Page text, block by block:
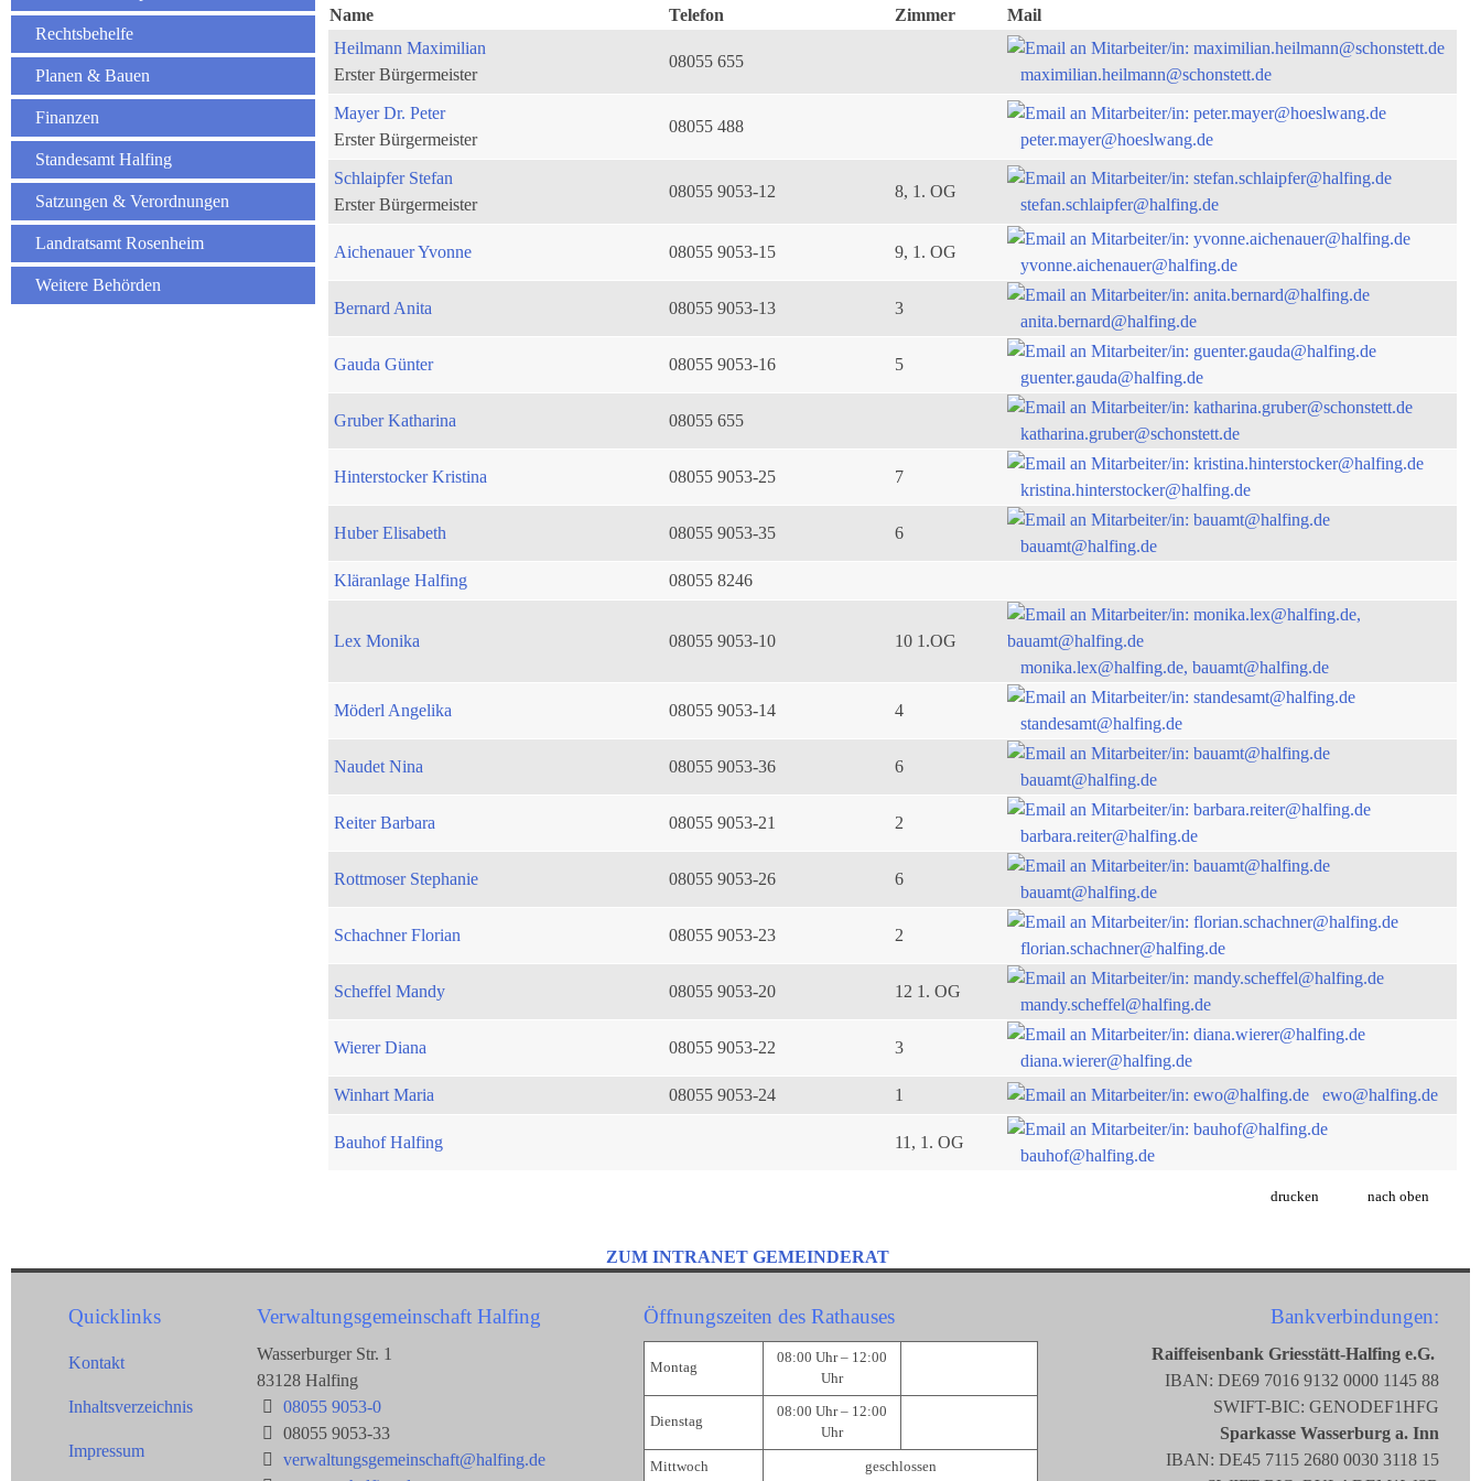
Rechtsbehelfe
Planen & Bauen
Finanzen
Standesamt Halfing
Satzungen & Verordnungen
Landratsamt Rosenheim
Weitere Behörden
Name
Telefon Zimmer
Mail
Heilmann Maximilian
Erster Bürgermeister
08055 655
maximilian.heilmann@schonstett.de
Mayer Dr. Peter
Erster Bürgermeister
08055 488
peter.mayer@hoeslwang.de
Schlaipfer Stefan
Erster Bürgermeister
08055 9053-12 8, 1. OG
stefan.schlaipfer@halfing.de
Aichenauer Yvonne 08055 9053-15 9, 1. OG
yvonne.aichenauer@halfing.de
Bernard Anita 08055 9053-13 3
anita.bernard@halfing.de
Gauda Günter 08055 9053-16 5
guenter.gauda@halfing.de
Gruber Katharina 08055 655
katharina.gruber@schonstett.de
Hinterstocker Kristina 08055 9053-25 7
kristina.hinterstocker@halfing.de
Huber Elisabeth 08055 9053-35 6
bauamt@halfing.de
Kläranlage Halfing
08055 8246
Lex Monika 08055 9053-10
10 1.OG
monika.lex@halfing.de, bauamt@halfing.de
Möderl Angelika 08055 9053-14 4
standesamt@halfing.de
Naudet Nina 08055 9053-36 6
bauamt@halfing.de
Reiter Barbara 08055 9053-21 2
barbara.reiter@halfing.de
Rottmoser Stephanie 08055 9053-26 6
bauamt@halfing.de
Schachner Florian 08055 9053-23 2
florian.schachner@halfing.de
Scheffel Mandy 08055 9053-20 12 1. OG
mandy.scheffel@halfing.de
Wierer Diana 08055 9053-22 3
diana.wierer@halfing.de
Winhart Maria
08055 9053-24 1 ewo@halfing.de
Bauhof Halfing 11, 1. OG
bauhof@halfing.de
drucken nach oben
ZUM INTRANET GEMEINDERAT
Quicklinks
Kontakt
Inhaltsverzeichnis
Impressum
Verwaltungsgemeinschaft Halfing
Wasserburger Str. 1
83128 Halfing
08055 9053-0
08055 9053-33
verwaltungsgemeinschaft@halfing.de
Öffnungszeiten des Rathauses
Montag
08:00 Uhr – 12:00
Uhr
Dienstag
08:00 Uhr – 12:00
Uhr
Mittwoch geschlossen
Bankverbindungen:
Raiffeisenbank Griesstätt-Halfing e.G.
IBAN: DE69 7016 9132 0000 1145 88
SWIFT-BIC: GENODEF1HFG
Sparkasse Wasserburg a. Inn
IBAN: DE45 7115 2680 0030 3118 15